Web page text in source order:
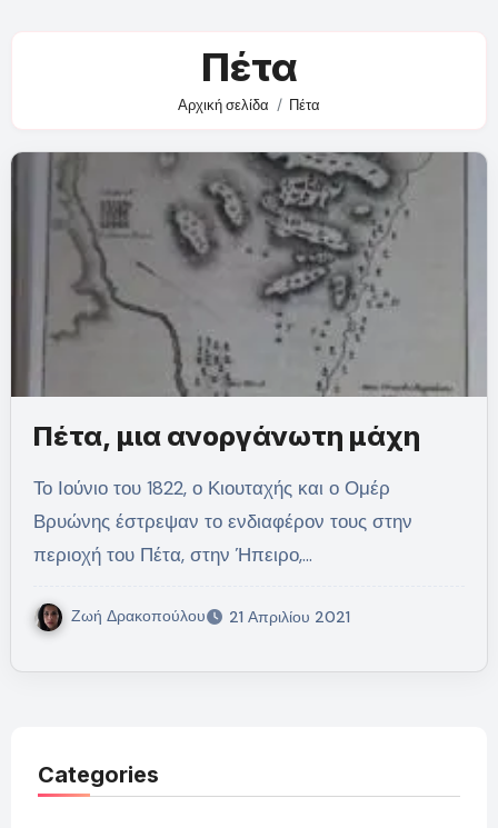
Πέτα
Αρχική σελίδα Πέτα
Πέτα, μια ανοργάνωτη μάχη
Το Ιούνιο του 1822, ο Κιουταχής και ο Ομέρ
Βρυώνης έστρεψαν το ενδιαφέρον τους στην
περιοχή του Πέτα, στην Ήπειρο,…
Ζωή Δρακοπούλου 21 Απριλίου 2021
Categories